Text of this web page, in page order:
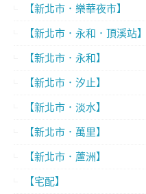
【新北市．樂華夜市】
【新北市．永和．頂溪站】
【新北市．永和】
【新北市．汐止】
【新北市．淡水】
【新北市．萬里】
【新北市．蘆洲】
【宅配】